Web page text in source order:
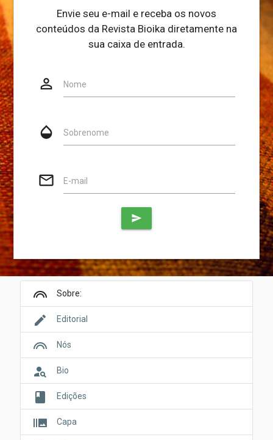
Envie seu e-mail e receba os novos
conteúdos da Revista Bioika diretamente na
sua caixa de entrada.
person_outline Nome
opacity Sobrenome
mail_outline E-mail
Website
send
looks Sobre:
edit Editorial
looks Nós
person_search Bio
book Edições
burst_mode Capa